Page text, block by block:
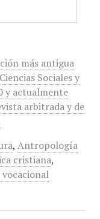
más antigua
Sociales y
y actualmente
arbitrada y de
, Antropología
cristiana,